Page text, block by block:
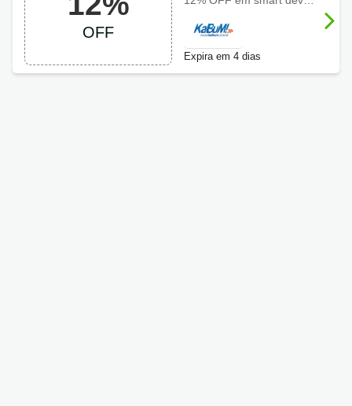
OFF
OFF
Expira em 4 dias